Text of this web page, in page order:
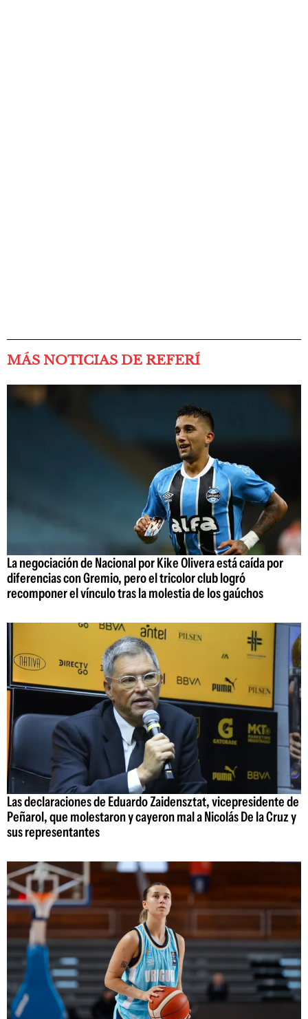
MÁS NOTICIAS DE REFERÍ
La negociación de Nacional por Kike Olivera está caída por
diferencias con Gremio, pero el tricolor club logró
recomponer el vínculo tras la molestia de los gaúchos
Las declaraciones de Eduardo Zaidensztat, vicepresidente de
Peñarol, que molestaron y cayeron mal a Nicolás De la Cruz y
sus representantes